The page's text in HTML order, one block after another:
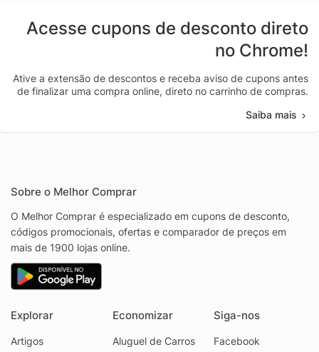
Acesse cupons de desconto direto
no Chrome!
Ative a extensão de descontos e receba aviso de cupons antes
de finalizar uma compra online, direto no carrinho de compras.
Saiba mais
Sobre o Melhor Comprar
O Melhor Comprar é especializado em cupons de desconto,
códigos promocionais, ofertas e comparador de preços em
mais de 1900 lojas online.
Explorar
Artigos
Economizar
Aluguel de Carros
Siga-nos
Facebook